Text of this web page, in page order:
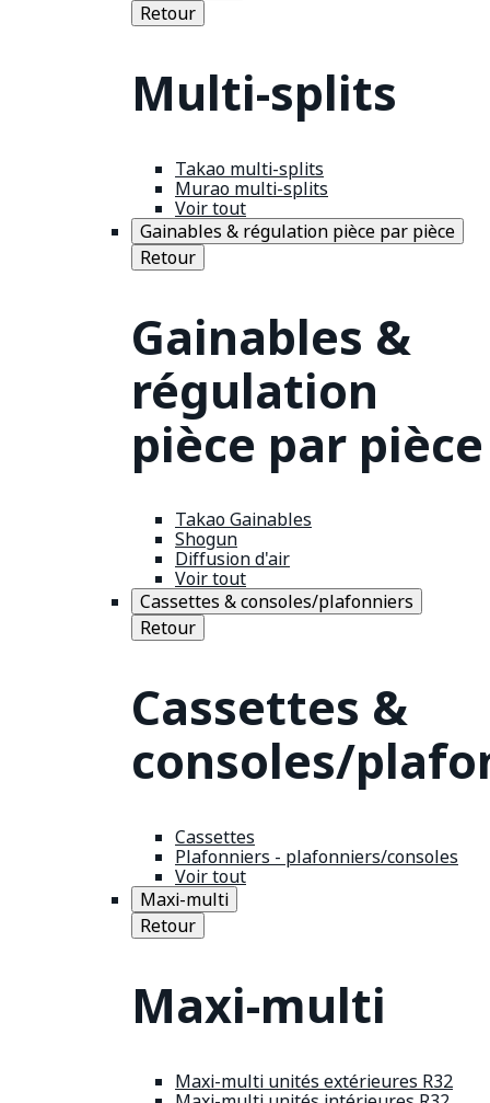
Retour
Multi-splits
Takao multi-splits
Murao multi-splits
Voir tout
Gainables & régulation pièce par pièce
Retour
Gainables &
régulation
pièce par pièce
Takao Gainables
Shogun
Diffusion d'air
Voir tout
Cassettes & consoles/plafonniers
Retour
Cassettes &
consoles/
Cassettes
Plafonniers - plafonniers/consoles
Voir tout
Maxi-multi
Retour
Maxi-multi
Maxi-multi unités extérieures R32